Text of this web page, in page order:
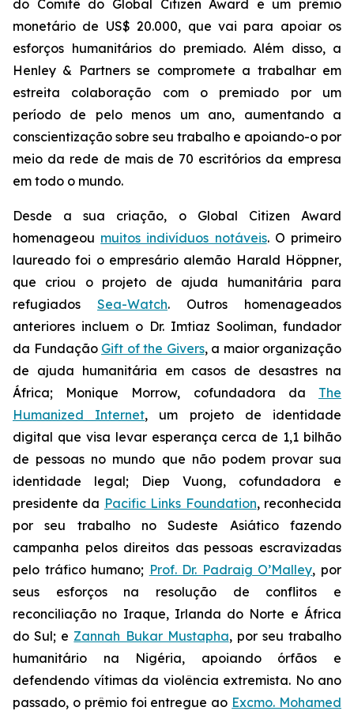
do Comitê do Global Citizen Award e um prêmio
monetário de US$ 20.000, que vai para apoiar os
esforços humanitários do premiado. Além disso, a
Henley & Partners se compromete a trabalhar em
estreita colaboração com o premiado por um
período de pelo menos um ano, aumentando a
conscientização sobre seu trabalho e apoiando-o por
meio da rede de mais de 70 escritórios da empresa
em todo o mundo.
Desde a sua criação, o Global Citizen Award
homenageou muitos indivíduos notáveis. O primeiro
laureado foi o empresário alemão Harald Höppner,
que criou o projeto de ajuda humanitária para
refugiados Sea-Watch. Outros homenageados
anteriores incluem o Dr. Imtiaz Sooliman, fundador
da Fundação Gift of the Givers, a maior organização
de ajuda humanitária em casos de desastres na
África; Monique Morrow, cofundadora da The
Humanized Internet, um projeto de identidade
digital que visa levar esperança cerca de 1,1 bilhão
de pessoas no mundo que não podem provar sua
identidade legal; Diep Vuong, cofundadora e
presidente da Pacific Links Foundation, reconhecida
por seu trabalho no Sudeste Asiático fazendo
campanha pelos direitos das pessoas escravizadas
pelo tráfico humano; Prof. Dr. Padraig O’Malley, por
seus esforços na resolução de conflitos e
reconciliação no Iraque, Irlanda do Norte e África
do Sul; e Zannah Bukar Mustapha, por seu trabalho
humanitário na Nigéria, apoiando órfãos e
defendendo vítimas da violência extremista. No ano
passado, o prêmio foi entregue ao Excmo. Mohamed